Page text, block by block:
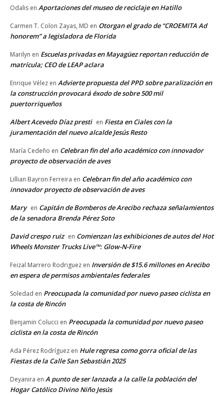
Odalis en Aportaciones del museo de reciclaje en Hatillo
Carmen T. Colon Zayas, MD en Otorgan el grado de “CROEMITA Ad
honorem” a legisladora de Florida
Marilyn en Escuelas privadas en Mayagüez reportan reducción de
matrícula; CEO de LEAP aclara
Enrique Vélez en Advierte propuesta del PPD sobre paralización en
la construcción provocará éxodo de sobre 500 mil
puertorriqueños
Albert Acevedo Díaz presti en Fiesta en Ciales con la
juramentación del nuevo alcalde Jesús Resto
María Cedeño en Celebran fin del año académico con innovador
proyecto de observación de aves
Lillian Bayron Ferreira en Celebran fin del año académico con
innovador proyecto de observación de aves
Mary en Capitán de Bomberos de Arecibo rechaza señalamientos
de la senadora Brenda Pérez Soto
David crespo ruiz en Comienzan las exhibiciones de autos del Hot
Wheels Monster Trucks Live™: Glow-N-Fire
Feizal Marrero Rodriguez en Inversión de $15.6 millones en Arecibo
en espera de permisos ambientales federales
Soledad en Preocupada la comunidad por nuevo paseo ciclista en
la costa de Rincón
Benjamin Colucci en Preocupada la comunidad por nuevo paseo
ciclista en la costa de Rincón
Ada Pérez Rodríguez en Hule regresa como gorra oficial de las
Fiestas de la Calle San Sebastián 2025
Deyanira en A punto de ser lanzada a la calle la población del
Hogar Católico Divino Niño Jesús